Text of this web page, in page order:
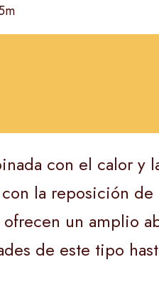
con el calor y
la reposición
un amplio
de este tipo